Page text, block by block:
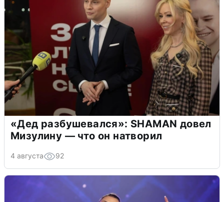
«Дед разбушевался»: SHAMAN довел
Мизулину — что он натворил
4 августа 92